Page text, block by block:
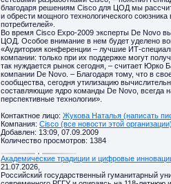
благодаря решениям Cisco для ЦОД мы
и обрести мощного технологического
потребителей».
Во время Cisco Expo-2009 эксперты De Novo
ЦОД. Особое внимание в нем будет уделено
«Аудитория конференции – лучшие ИТ-
компании: только при их поддержке могут
так нуждается рынок сегодня, – считает Юрко
компании De Novo. – Благодаря тому, что в
сообщества, сегодня утилизацию
составляющие ядро команды De Novo, всегда
перспективные технологии».
Контактное лицо: Жукова Наталья (написать
Компания: Cisco (все новости этой
Добавлен: 13:09, 07.09.2009
Количество просмотров: 1384
Академические традиции и цифровые
21.07.2026,
Российский государственный гуманитарный